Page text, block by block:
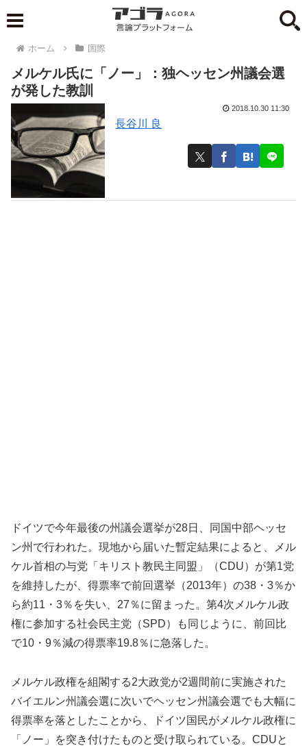
ホーム 国際
メルケル氏に「ノー」：独ヘッセン州議会選
が発した教訓
長谷川 良
2018.10.30 11:30
ドイツで今年最後の州議会選挙が28日、同国中部ヘッセ
ン州で行われた。現地から届いた暫定結果によると、メル
ケル首相の与党「キリスト教民主同盟」（CDU）が第1党
を維持したが、得票率で前回選挙（2013年）の38・3％か
ら約11・3％を失い、27％に留まった。第4次メルケル政
権に参加する社会民主党（SPD）も同じように、前回比
で10・9％減の得票率19.8％に急落した。
メルケル政権を組閣する2大政党が2週間前に実施された
バイエルン州議会選に次いでヘッセン州議会選でも大幅に
得票率を落としたことから、ドイツ国民がメルケル政権に
「ノー」を突き付けたものと受け取られている。CDUと